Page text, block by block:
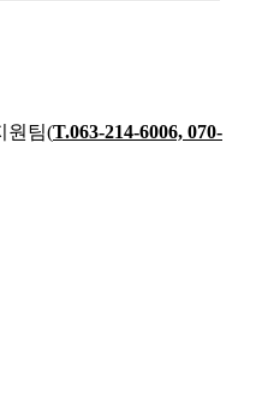
원팀(T.063-214-6006, 070-